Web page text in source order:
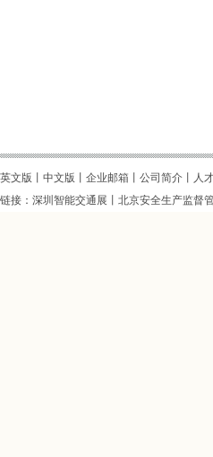
英文版 中文版 丨企业邮箱丨 公司简介 人
链接： 深圳智能交通展 北京安全生产监督